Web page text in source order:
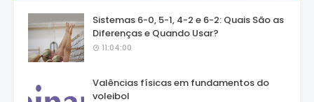
Sistemas 6-0, 5-1, 4-2 e 6-2: Quais São as
Diferenças e Quando Usar?
11:04:00
Valências físicas em fundamentos do
voleibol